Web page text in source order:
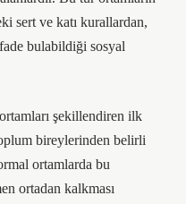
sert ve katı kurallardan,
bulabildiği sosyal
şekillendiren ilk
bireylerinden belirli
ortamlarda bu
ortadan kalkması